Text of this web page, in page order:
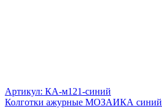
Артикул: КА-м121-синий
Колготки ажурные МОЗАИКА синий